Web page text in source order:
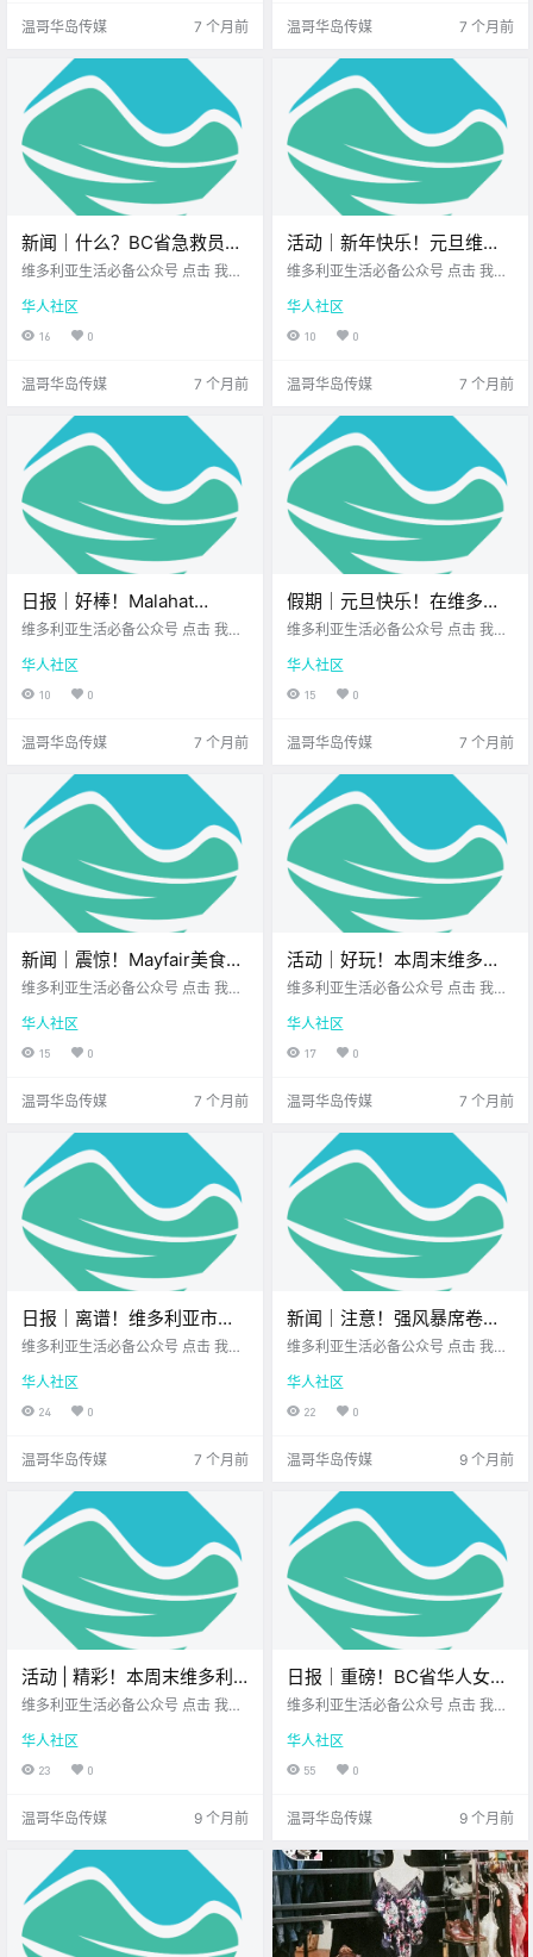
温哥华岛传媒 7 个月前 温哥华岛传媒 7 个月前
新闻｜什么？BC省急救员工
会要罢工？从关税到林业危
挑战！
维多利亚生活必备公众号 点击 我在
想一直在你身边 大家周三好呀～
今天就是2025年的最后一天了 预祝
华人社区
16 0
温哥华岛传媒 7 个月前
活动｜新年快乐！元旦维多
利亚这些活动陪你开启
维多利亚生活必备公众号 点击 我在
想一直在你身边 在维多利亚，说起
元旦 很多人都会想到 Polar Bear Di
华人社区
10 0
温哥华岛传媒 7 个月前
日报｜好棒！Malahat
Skywalk将推出“沿海森林浴”
就业和经济成加拿大选民最
关注议题！
维多利亚生活必备公众号 点击 我在
想一直在你身边 公元2025年12月31
日 农历11月12日 星期三 摩羯座 <
华人社区
10 0
温哥华岛传媒 7 个月前
假期｜元旦快乐！在维多利
亚，我们怎样迎接新的一
维多利亚生活必备公众号 点击 我在
一直在你身边 维多利亚的小伙伴们
新年快乐！ 2026年到啦！ 不知道
华人社区
15 0
温哥华岛传媒 7 个月前
新闻｜震惊！Mayfair美食广
场遭防熊喷雾袭击！维多利
维多利亚生活必备公众号 点击 我在
一直在你身边 大家周五好呀～ 2026
年的第一个周末 就在眼前 想必你还
华人社区
15 0
温哥华岛传媒 7 个月前
活动｜好玩！本周末维多利
亚有节日礼物交换活动、经
诞晚宴、爵士音乐会、变装
秀晚餐！
维多利亚生活必备公众号 点击 我在
一直在你身边 2026年的第一个周末
来啦~ 新年的第一页刚刚翻开 闹钟
华人社区
17 0
温哥华岛传媒 7 个月前
日报｜离谱！维多利亚市中
心一男子闯入U-Haul货车打
申请税务减免与补助！
维多利亚生活必备公众号 点击 我在
一直在你身边 公元2026年1月2日
农历11月14日 星期五 摩羯座 < 今
华人社区
24 0
温哥华岛传媒 7 个月前
新闻｜注意！强风暴席卷温
哥华岛！北岛泥石流、南岛
风警报！
维多利亚生活必备公众号 点击 我在
我想一直在你身边 大家周五好呀~
周末就在眼前 在放松休息之前 先来
华人社区
22 0
温哥华岛传媒 9 个月前
活动 | 精彩！本周末维多利
亚有万圣节派对、手作集
活动、街头庆典！
维多利亚生活必备公众号 点击 我在
我想一直在你身边 万圣节就快到
了！ 还没想好周末怎么过？ 别担
华人社区
23 0
温哥华岛传媒 9 个月前
日报｜重磅！BC省华人女富
豪刘伟宏败诉！未能接管
省暂停反关税广告，意在重
启加美贸易谈判！
维多利亚生活必备公众号 点击 我在
我想一直在你身边 公元2025年10月
24日 农历9月4日 星期五 天秤座 <
华人社区
55 0
温哥华岛传媒 9 个月前